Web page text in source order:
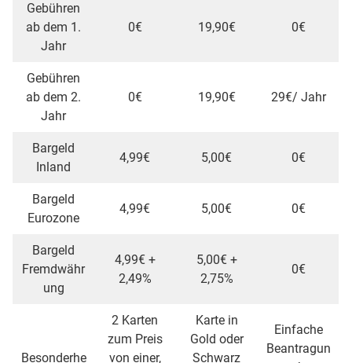
Gebühren
ab dem 1.
Jahr
0€ 19,90€ 0€
Gebühren
ab dem 2.
Jahr
0€ 19,90€ 29€/ Jahr
Bargeld
Inland
4,99€ 5,00€ 0€
Bargeld
Eurozone
4,99€ 5,00€ 0€
Bargeld
Fremdwähr
ung
4,99€ +
2,49%
5,00€ +
2,75%
0€
Besonderhe
2 Karten
zum Preis
von einer,
Karte in
Gold oder
Schwarz
Einfache
Beantragun